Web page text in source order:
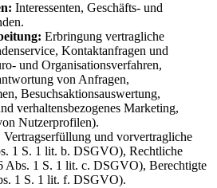
Interessenten, Geschäfts- und
Erbringung vertragliche
Kontaktanfragen und
und Organisationsverfahren,
von Anfragen,
Besuchsaktionsauswertung,
verhaltensbezogenes Marketing,
Nutzerprofilen).
Vertragserfüllung und vorvertragliche
1 S. 1 lit. b. DSGVO), Rechtliche
Abs. 1 S. 1 lit. c. DSGVO), Berechtigte
1 S. 1 lit. f. DSGVO).